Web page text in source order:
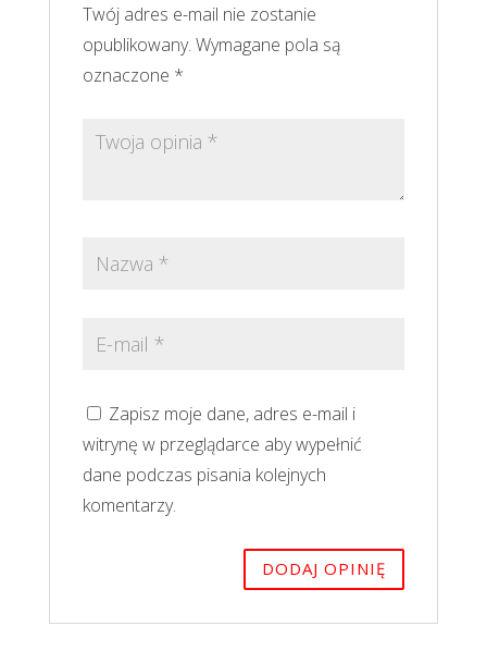
Twój adres e-mail nie zostanie
opublikowany. Wymagane pola są
oznaczone *
Zapisz moje dane, adres e-mail i
witrynę w przeglądarce aby wypełnić
dane podczas pisania kolejnych
komentarzy.